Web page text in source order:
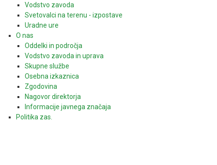
Vodstvo zavoda
Svetovalci na terenu - izpostave
Uradne ure
O nas
Oddelki in področja
Vodstvo zavoda in uprava
Skupne službe
Osebna izkaznica
Zgodovina
Nagovor direktorja
Informacije javnega značaja
Politika zas.